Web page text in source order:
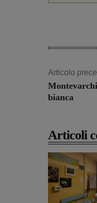
Articolo
bianca
Articoli